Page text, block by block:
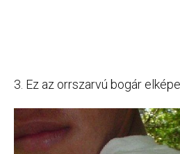
3. Ez az orrszarvú bogár